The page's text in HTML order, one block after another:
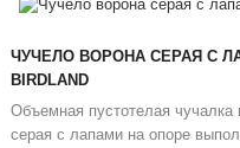
ЧУЧЕЛО ВОРОНА СЕРАЯ С
BIRDLAND
Объемная пустотелая чучалка
серая с лапами на опоре